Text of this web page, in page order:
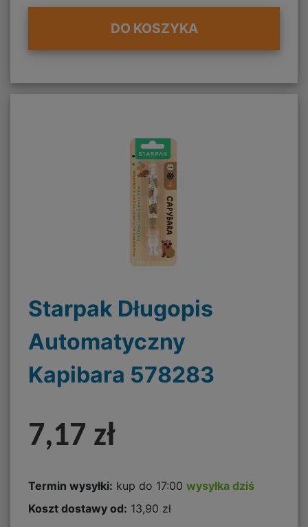
DO KOSZYKA
Starpak Długopis
Automatyczny
Kapibara 578283
7,17 zł
Termin wysyłki: kup do 17:00 wysyłka dziś
Koszt dostawy od: 13,90 zł